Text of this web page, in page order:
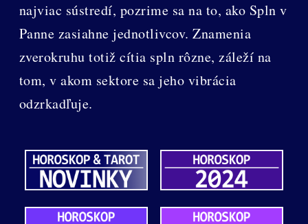
najviac sústredí, pozrime sa na to, ako Spln v
Panne zasiahne jednotlivcov. Znamenia
zverokruhu totiž cítia spln rôzne, záleží na
tom, v akom sektore sa jeho vibrácia
odzrkadľuje.